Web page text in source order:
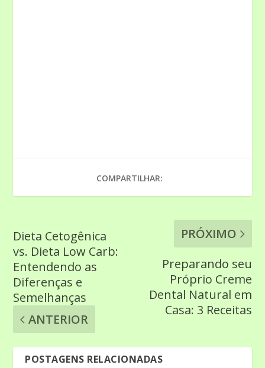
COMPARTILHAR:
Dieta Cetogênica
vs. Dieta Low Carb:
Entendendo as
Diferenças e
Semelhanças
ANTERIOR
PRÓXIMO
Preparando seu
Próprio Creme
Dental Natural em
Casa: 3 Receitas
POSTAGENS RELACIONADAS